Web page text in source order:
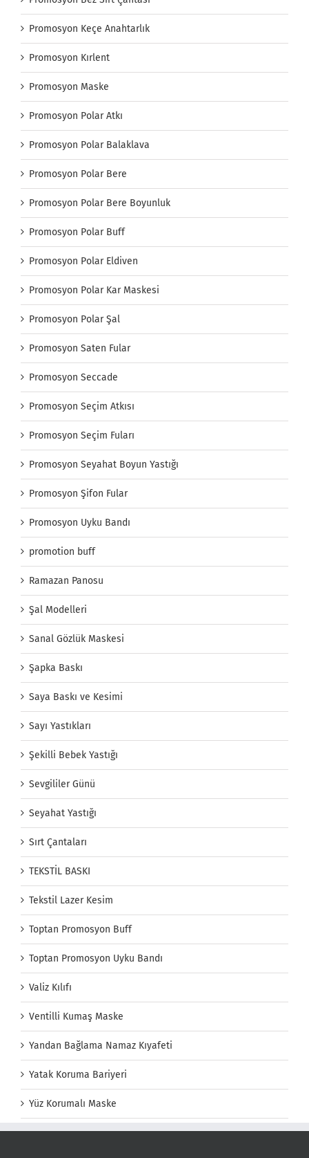
Promosyon Keçe Anahtarlık
Promosyon Kırlent
Promosyon Maske
Promosyon Polar Atkı
Promosyon Polar Balaklava
Promosyon Polar Bere
Promosyon Polar Bere Boyunluk
Promosyon Polar Buff
Promosyon Polar Eldiven
Promosyon Polar Kar Maskesi
Promosyon Polar Şal
Promosyon Saten Fular
Promosyon Seccade
Promosyon Seçim Atkısı
Promosyon Seçim Fuları
Promosyon Seyahat Boyun Yastığı
Promosyon Şifon Fular
Promosyon Uyku Bandı
promotion buff
Ramazan Panosu
Şal Modelleri
Sanal Gözlük Maskesi
Şapka Baskı
Saya Baskı ve Kesimi
Sayı Yastıkları
Şekilli Bebek Yastığı
Sevgililer Günü
Seyahat Yastığı
Sırt Çantaları
TEKSTİL BASKI
Tekstil Lazer Kesim
Toptan Promosyon Buff
Toptan Promosyon Uyku Bandı
Valiz Kılıfı
Ventilli Kumaş Maske
Yandan Bağlama Namaz Kıyafeti
Yatak Koruma Bariyeri
Yüz Korumalı Maske